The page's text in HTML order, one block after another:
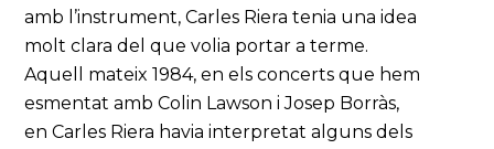
amb l’instrument, Carles Riera tenia una idea
molt clara del que volia portar a terme.
Aquell mateix 1984, en els concerts que hem
esmentat amb Colin Lawson i Josep Borràs,
en Carles Riera havia interpretat alguns dels